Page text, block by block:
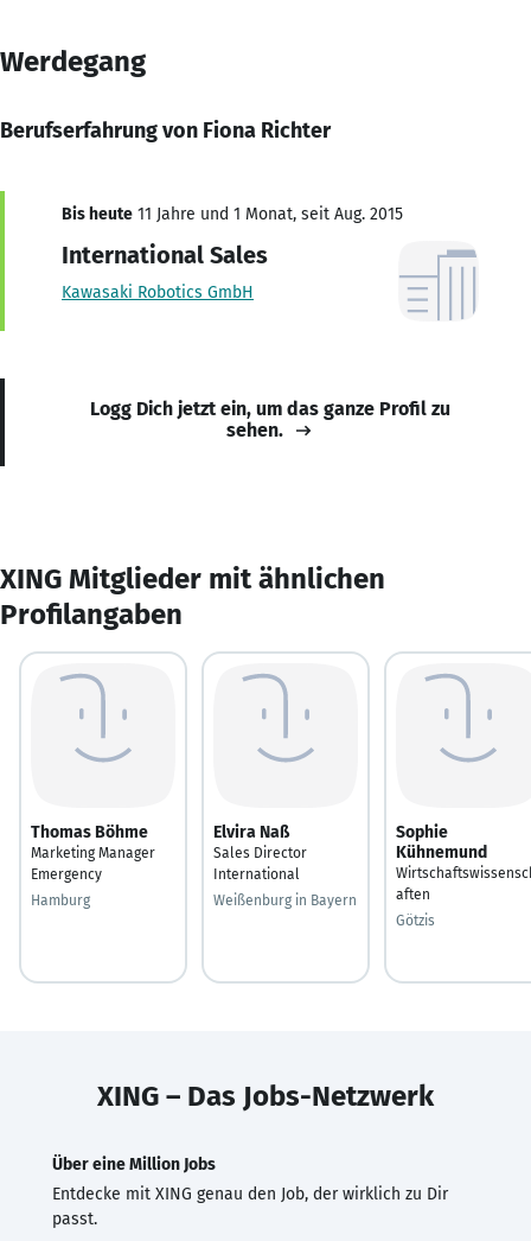
Werdegang
Berufserfahrung von Fiona Richter
Bis heute 11 Jahre und 1 Monat, seit Aug. 2015
International Sales
Kawasaki Robotics GmbH
Logg Dich jetzt ein, um das ganze Profil zu
sehen.
XING Mitglieder mit ähnlichen
Profilangaben
Thomas Böhme
Marketing Manager
Emergency
Hamburg
Elvira Naß
Sales Director
International
Weißenburg in Bayern
Sophie
Kühnemund
aften
Götzis
XING – Das Jobs-Netzwerk
Über eine Million Jobs
Entdecke mit XING genau den Job, der wirklich zu Dir
passt.